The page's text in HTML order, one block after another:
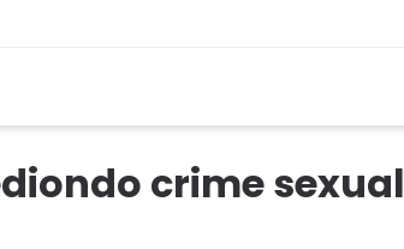
crime sexual